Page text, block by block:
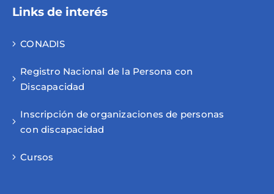
Links de interés
CONADIS
Registro Nacional de la Persona con
Discapacidad
Inscripción de organizaciones de personas
con discapacidad
Cursos